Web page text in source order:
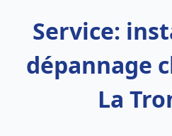
Service:
dépannage
La